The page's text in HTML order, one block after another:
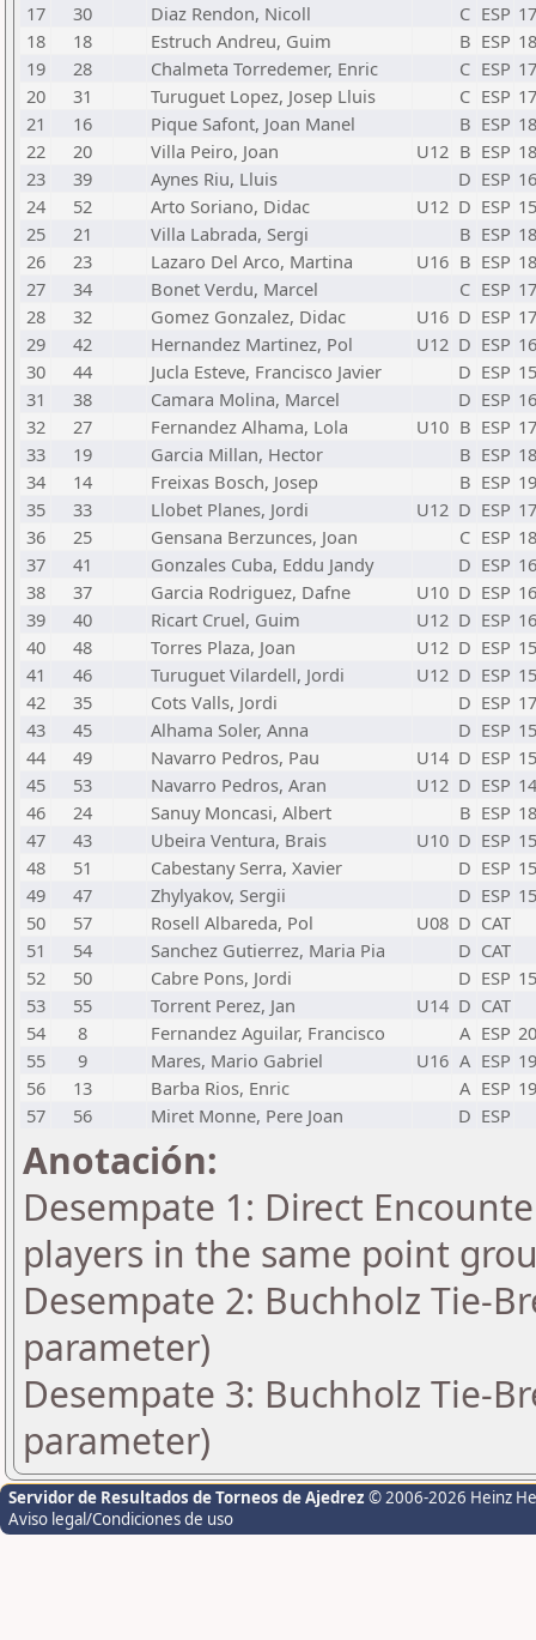
17
30 Diaz Rendon, Nicoll C ESP
18
18 Estruch Andreu, Guim B ESP
19
28 Chalmeta Torredemer, Enric C ESP
20
31 Turuguet Lopez, Josep Lluis C ESP
21
16 Pique Safont, Joan Manel B ESP
22
20 Villa Peiro, Joan U12 B ESP
23
39 Aynes Riu, Lluis D ESP
24
52 Arto Soriano, Didac U12 D ESP
25
21 Villa Labrada, Sergi B ESP
26
23 Lazaro Del Arco, Martina U16 B ESP
27
34 Bonet Verdu, Marcel C ESP
28
32 Gomez Gonzalez, Didac U16 D ESP
29
42 Hernandez Martinez, Pol U12 D ESP
30
44 Jucla Esteve, Francisco Javier D ESP
31
38 Camara Molina, Marcel D ESP
32
27 Fernandez Alhama, Lola U10 B ESP
33
19 Garcia Millan, Hector B ESP
34
14 Freixas Bosch, Josep B ESP
35
33 Llobet Planes, Jordi U12 D ESP
36
25 Gensana Berzunces, Joan C ESP
37
41 Gonzales Cuba, Eddu Jandy D ESP
38
37 Garcia Rodriguez, Dafne U10 D ESP
39
40 Ricart Cruel, Guim U12 D ESP
40
48 Torres Plaza, Joan U12 D ESP
41
46 Turuguet Vilardell, Jordi U12 D ESP
42
35 Cots Valls, Jordi D ESP
43
45 Alhama Soler, Anna D ESP
44
49 Navarro Pedros, Pau U14 D ESP
45
53 Navarro Pedros, Aran U12 D ESP
46
24 Sanuy Moncasi, Albert B ESP
47
43 Ubeira Ventura, Brais U10 D ESP
48
51 Cabestany Serra, Xavier D ESP
49
47 Zhylyakov, Sergii D ESP
50
57 Rosell Albareda, Pol U08 D CAT
51
54 Sanchez Gutierrez, Maria Pia D CAT
52
50 Cabre Pons, Jordi D ESP
53
55 Torrent Perez, Jan U14 D CAT
54
8 Fernandez Aguilar, Francisco A ESP
55
9 Mares, Mario Gabriel U16 A ESP
56
13 Barba Rios, Enric A ESP
57
56 Miret Monne, Pere Joan D ESP
Anotación:
Desempate 1: Direct
players in the same point
Desempate 2: Buchholz Tie-
parameter)
Desempate 3: Buchholz Tie-
parameter)
Servidor de Resultados de Torneos de Ajedrez © 2006-2026 Heinz
Aviso legal/Condiciones de uso